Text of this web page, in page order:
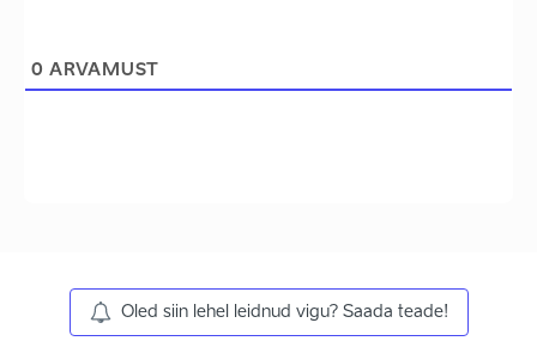
0 ARVAMUST
Oled siin lehel leidnud vigu? Saada teade!